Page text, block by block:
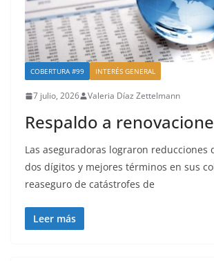
COBERTURA #99 INTERÉS GENERAL
7 julio, 2026 Valeria Díaz Zettelmann
Respaldo a
Las aseguradoras lograron reducciones
dos dígitos y mejores términos en sus
reaseguro de catástrofes de
Leer más